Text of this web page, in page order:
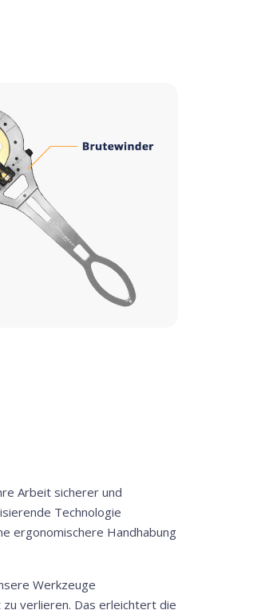
Arbeit sicherer und
Technologie
ergonomischere Handhabung
Werkzeuge
verlieren. Das erleichtert die